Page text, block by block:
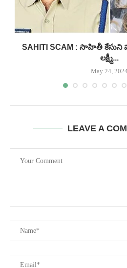
SAHITI SCAM : సాహితీ కేసుని
లక్ష్మీ...
May 24,
LEAVE A